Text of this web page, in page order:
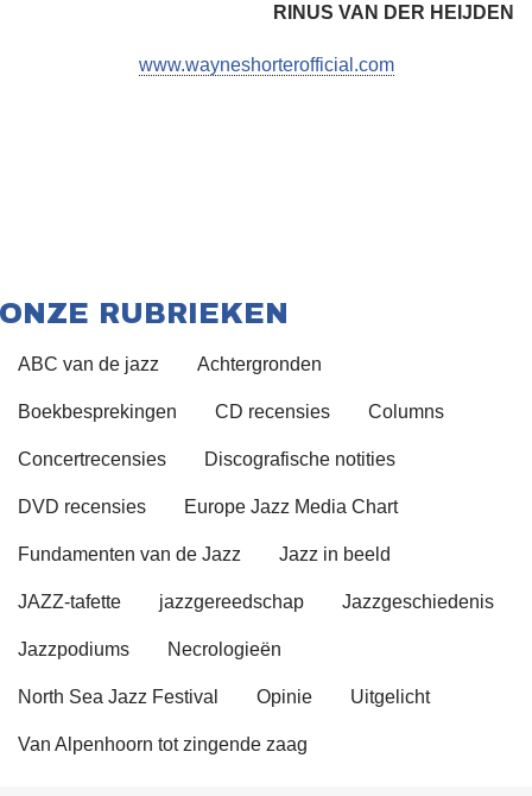
RINUS VAN DER HEIJDEN
www.wayneshorterofficial.com
ONZE RUBRIEKEN
ABC van de jazz Achtergronden
Boekbesprekingen CD recensies Columns
Concertrecensies Discografische notities
DVD recensies Europe Jazz Media Chart
Fundamenten van de Jazz Jazz in beeld
JAZZ-tafette jazzgereedschap Jazzgeschiedenis
Jazzpodiums Necrologieën
North Sea Jazz Festival Opinie Uitgelicht
Van Alpenhoorn tot zingende zaag